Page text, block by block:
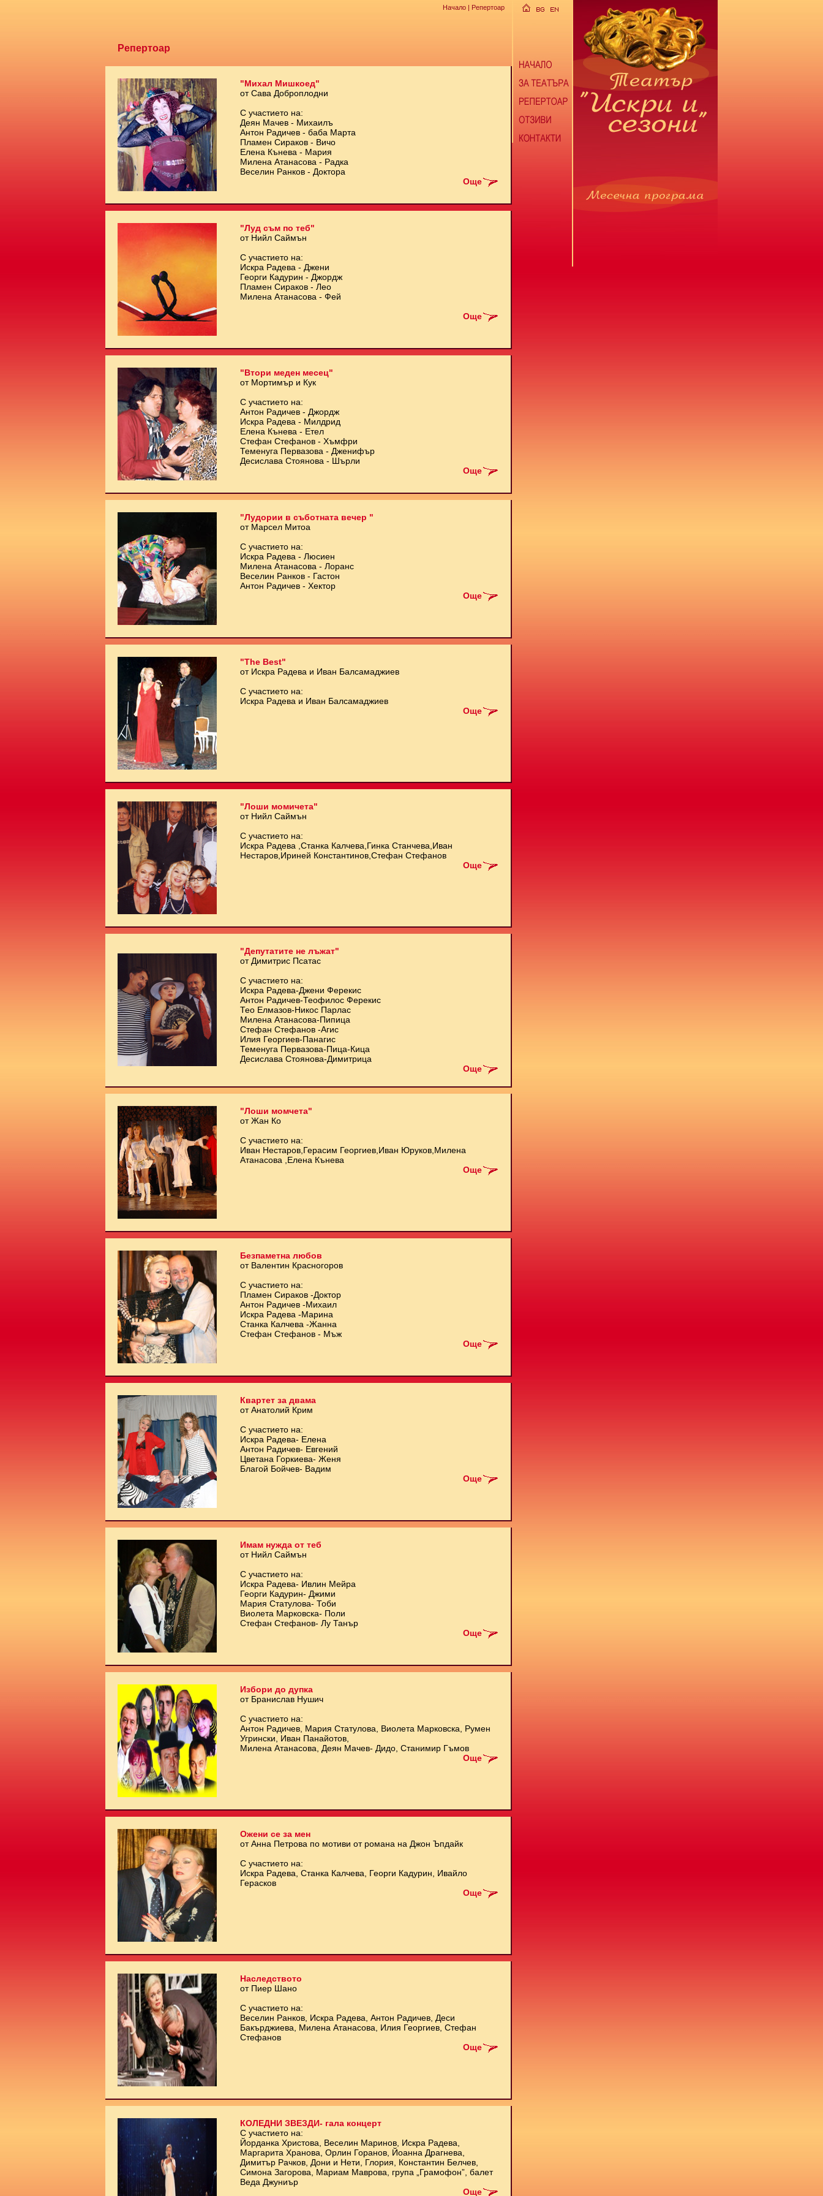
Начало | Репертоар
Репертоар
"Михал Мишкоед"
от Сава Доброплодни
С участието на:
Деян Мачев - Михаилъ
Антон Радичев - баба Марта
Пламен Сираков - Вичо
Елена Кънева - Мария
Милена Атанасова - Радка
Веселин Ранков - Доктора
Още
"Луд съм по теб"
от Нийл Саймън
С участието на:
Искра Радева - Джени
Георги Кадурин - Джордж
Пламен Сираков - Лео
Милена Атанасова - Фей
Още
"Втори меден месец"
от Мортимър и Кук
С участието на:
Антон Радичев - Джордж
Искра Радева - Милдрид
Елена Кънева - Етел
Стефан Стефанов - Хъмфри
Теменуга Первазова - Дженифър
Десислава Стоянова - Шърли
Още
"Лудории в съботната вечер "
от Марсел Митоа
С участието на:
Искра Радева - Люсиен
Милена Атанасова - Лоранс
Веселин Ранков - Гастон
Антон Радичев - Хектор
Още
"The Best"
от Искра Радева и Иван Балсамаджиев
С участието на:
Искра Радева и Иван Балсамаджиев
Още
"Лоши момичета"
от Нийл Саймън
С участието на:
Искра Радева ,Станка Калчева,Гинка Станчева,Иван
Нестаров,Ириней Константинов,Стефан Стефанов
Още
"Депутатите не лъжат"
от Димитрис Псатас
С участието на:
Искра Радева-Джени Ферекис
Антон Радичев-Теофилос Ферекис
Тео Елмазов-Никос Парлас
Милена Атанасова-Пипица
Стефан Стефанов -Агис
Илия Георгиев-Панагис
Теменуга Первазова-Пица-Кица
Десислава Стоянова-Димитрица
Още
"Лоши момчета"
от Жан Ко
С участието на:
Иван Нестаров,Герасим Георгиев,Иван Юруков,Милена
Атанасова ,Елена Кънева
Още
Безпаметна любов
от Валентин Красногоров
С участието на:
Пламен Сираков -Доктор
Антон Радичев -Михаил
Искра Радева -Марина
Станка Калчева -Жанна
Стефан Стефанов - Мъж
Още
Квартет за двама
от Анатолий Крим
С участието на:
Искра Радева- Елена
Антон Радичев- Евгений
Цветана Горкиева- Женя
Благой Бойчев- Вадим
Още
Имам нужда от теб
от Нийл Саймън
С участието на:
Искра Радева- Ивлин Мейра
Георги Кадурин- Джими
Мария Статулова- Тоби
Виолета Марковска- Поли
Стефан Стефанов- Лу Танър
Още
Избори до дупка
от Бранислав Нушич
С участието на:
Антон Радичев, Мария Статулова, Виолета Марковска, Румен
Угрински, Иван Панайотов,
Милена Атанасова, Деян Мачев- Дидо, Станимир Гъмов
Още
Ожени се за мен
от Анна Петрова по мотиви от романа на Джон Ъпдайк
С участието на:
Искра Радева, Станка Калчева, Георги Кадурин, Ивайло
Герасков
Още
Наследството
от Пиер Шано
С участието на:
Веселин Ранков, Искра Радева, Антон Радичев, Деси
Бакърджиева, Милена Атанасова, Илия Георгиев, Стефан
Стефанов
Още
КОЛЕДНИ ЗВЕЗДИ- гала концерт
С участието на:
Йорданка Христова, Веселин Маринов, Искра Радева,
Маргарита Хранова, Орлин Горанов, Йоанна Драгнева,
Димитър Рачков, Дони и Нети, Глория, Константин Белчев,
Симона Загорова, Мариам Маврова, група „Грамофон”, балет
Веда Джуниър
Още